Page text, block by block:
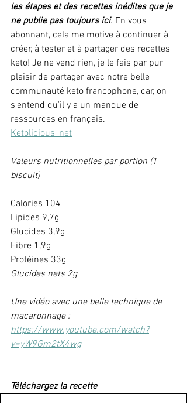
les étapes et des recettes inédites que je
ne publie pas toujours ici. En vous
abonnant, cela me motive à continuer à
créer, à tester et à partager des recettes
keto! Je ne vend rien, je le fais par pur
plaisir de partager avec notre belle
communauté keto francophone, car, on
s'entend qu'il y a un manque de
ressources en français."
Ketolicious_net
Valeurs nutritionnelles par portion (1
biscuit)
Calories 104
Lipides 9,7g
Glucides 3,9g
Fibre 1,9g
Protéines 33g
Glucides nets 2g
Une vidéo avec une belle technique de
macaronnage :
https://www.youtube.com/watch?
v=yW9Gm2tX4wg
Téléchargez la recette